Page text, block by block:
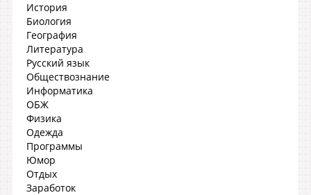
История
Биология
География
Литература
Русский язык
Обществознание
Информатика
ОБЖ
Физика
Одежда
Программы
Юмор
Отдых
Заработок